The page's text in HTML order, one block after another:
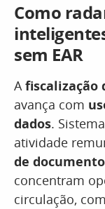
Como
sem EAR
Afiscalização
avança com
dados.
atividade
de
concentram
circulação,